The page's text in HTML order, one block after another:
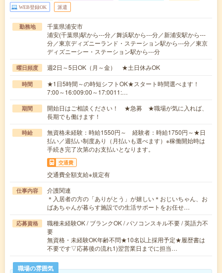
WEB登録OK 派遣
勤務地
千葉県浦安市
浦安(千葉県)駅から---分／舞浜駅から---分／新浦安駅から---
分／東京ディズニーランド・ステーション駅から---分／東京
ディズニーシー・ステーション駅から---分
曜日頻度 週2日～5日OK（月～金） ★土日休みOK
時間
★1日5時間～の時短シフトOK★スタート時間選べます！
7:00～16:009:00～17:0011:…
期間
開始日はご相談ください！ ★急募 ★職場が気に入れば、
長期でも働けます！
時給
無資格未経験：時給1550円～ 経験者：時給1750円～★日
払い／週払い制度あり（月払いも選べます）※稼働開始時は
手続き完了次第のお支払いとなります。
交通費
交通費全額支給※規定有
仕事内容
介護関連
＊入居者の方の「ありがとう」が嬉しい＊おじいちゃん、お
ばあちゃんが暮らす施設での生活サポートをお任せ…
応募資格
職種未経験OK / ブランクOK / パソコンスキル不要 / 英語力不
要
無資格・未経験OK年齢不問★10名以上採用予定★履歴書は
不要です▽応募後の流れ1)翌営業日までに担当…
職場の雰囲気